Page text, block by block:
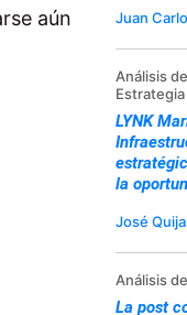
aún
Juan
Análisis
LYNK
la
José
Análisis
La post